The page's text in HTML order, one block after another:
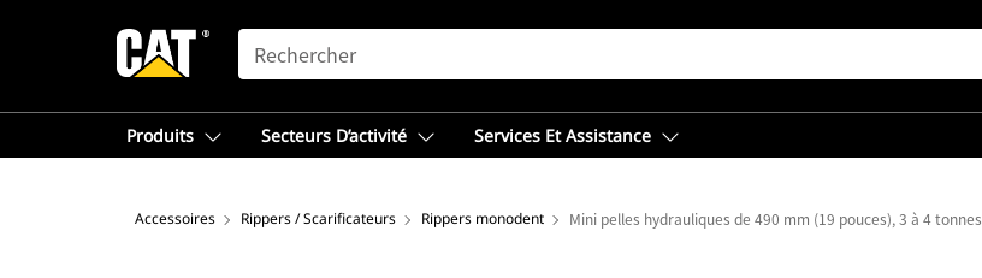
SEARCH
Produits Secteurs D’activité Services Et Assistance
Accessoires Rippers / Scarificateurs Rippers monodent Mini pelles hydrauliques de 490 mm (19 pouces), 3 à 4 tonnes